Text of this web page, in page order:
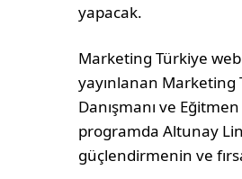
yapacak.
Marketing Türkiye
yayınlanan Marketing
Danışmanı ve
programdaAltunay
güçlendirmenin ve